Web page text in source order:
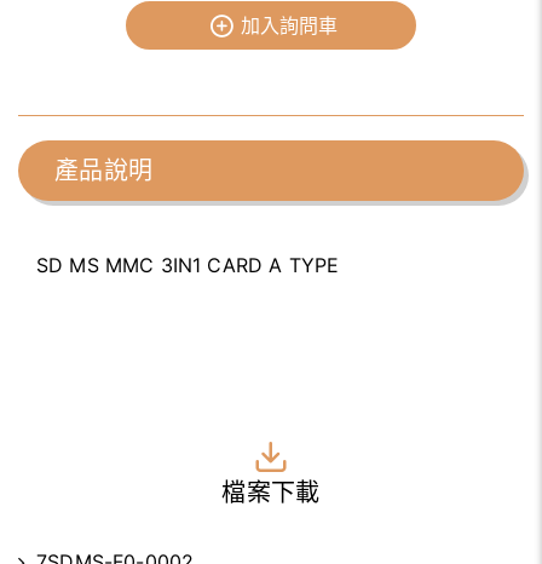
加入詢問車
產品說明
SD MS MMC 3IN1 CARD A TYPE
檔案下載